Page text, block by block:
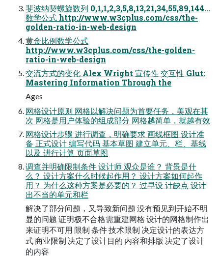
斐波纳契螺旋数列 0,1,1,2,3,5,8,13,21,34,55,89,144...
数学公式 http://www.w3cplus.com/css/the-
golden-ratio-in-web-design
黄金比例数学公式
http://www.w3cplus.com/css/the-golden-
ratio-in-web-design
交流方式的变化 Alex Wright 宣传性 交互性 Glut:
Mastering Information Through the
Ages
网格设计原则 网格以解决问题为首要任务，美观在其
次 网格是用户体验的组成部分 网格越简单，就越有效
网格设计步骤 进行调查，明确要求 画线框图 设计准
备 正式设计 编写代码 基本草图 建立单元、栏、基线
以及 进行计算 页面草图
调查并明确限制条件 设计师 观众是谁？ 背景是什
么？ 设计方案什么时候起作用？ 设计方案如何起作
用？ 为什么这种方案是必要的？ 过早设 计缺点 设计
出不当的单元和栏
解决了部分问题，又导致新问题 没有预见到开始不明
显的问题 证明极不合格需重建网格 设计的网格制作出
来证明不可用 限制 条件 技术限制 决定设计的表达方
式 商业限制 决定了设计目的 内容和排版 决定了设计
的内容